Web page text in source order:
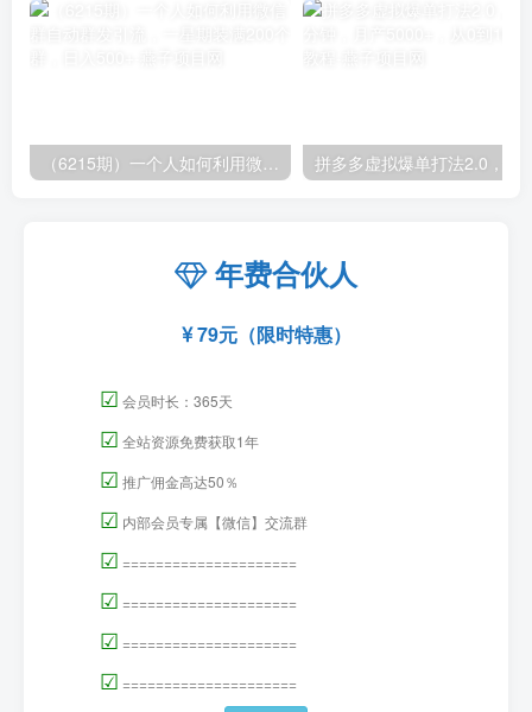
年费合伙人
79元（限时特惠）
☑ 会员时长：365天
☑ 全站资源免费获取1年
☑ 推广佣金高达50％
☑ 内部会员专属【微信】交流群
☑ =====================
☑ =====================
☑ =====================
☑ =====================